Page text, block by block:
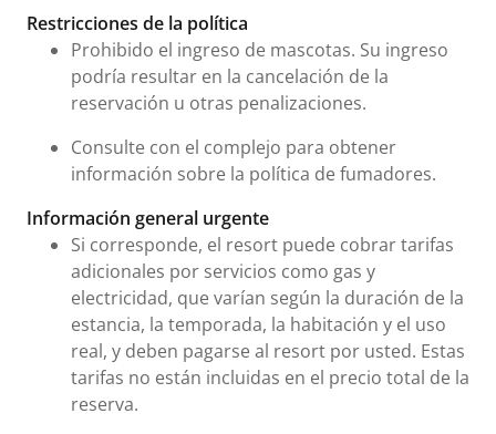
Tarifas e información urgente
Restricciones de la política
Prohibido el ingreso de mascotas. Su ingreso
podría resultar en la cancelación de la
reservación u otras penalizaciones.
Consulte con el complejo para obtener
información sobre la política de fumadores.
Información general urgente
Si corresponde, el resort puede cobrar tarifas
adicionales por servicios como gas y
electricidad, que varían según la duración de la
estancia, la temporada, la habitación y el uso
real, y deben pagarse al resort por usted. Estas
tarifas no están incluidas en el precio total de la
reserva.